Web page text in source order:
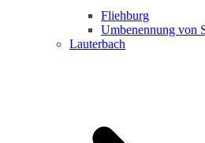
Fliehburg
Umbenennung von
Lauterbach